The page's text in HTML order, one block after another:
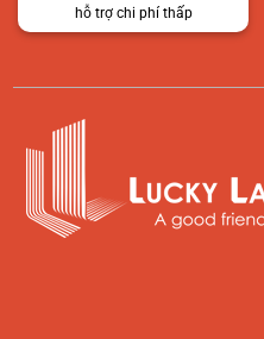
hỗ trợ chi phí thấp